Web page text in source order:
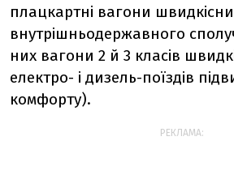
плацкартні вагони
внутрішньодержавного
них вагони 2 й 3 класів
електро- і дизель-поїздів
комфорту).
РЕКЛАМА: